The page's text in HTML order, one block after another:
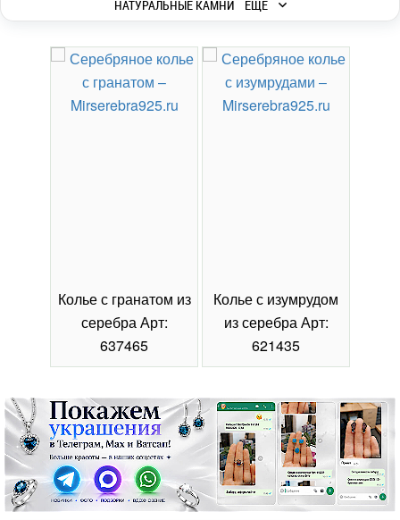
НАТУРАЛЬНЫЕ КАМНИ
ЕЩЁ
Колье с гранатом из
серебра Арт:
637465
Колье с изумрудом
из серебра Арт:
621435